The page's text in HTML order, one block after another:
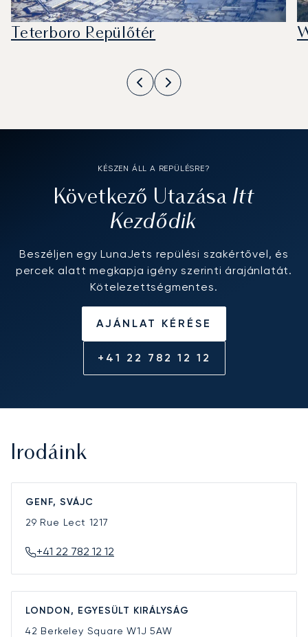
Teterboro Repülőtér
KÉSZEN ÁLL A REPÜLÉSRE?
Következő Utazása Itt
Kezdődik
Beszéljen egy LunaJets repülési szakértővel, és
percek alatt megkapja igény szerinti árajánlatát.
Kötelezettségmentes.
AJÁNLAT KÉRÉSE
+41 22 782 12 12
Irodáink
GENF, SVÁJC
29 Rue Lect 1217
+41 22 782 12 12
LONDON, EGYESÜLT KIRÁLYSÁG
42 Berkeley SquareW1J 5AW